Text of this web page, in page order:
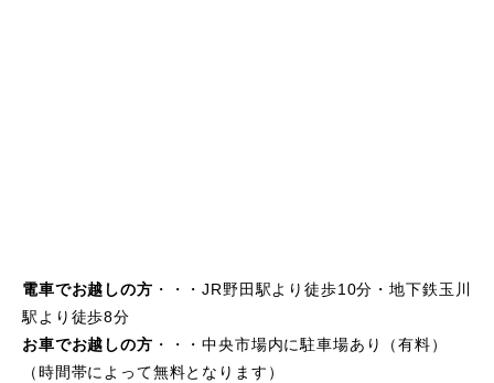
電車でお越しの方 ・・・JR野田駅より徒歩10分・地下鉄玉川
駅より徒歩8分
お車でお越しの方 ・・・中央市場内に駐車場あり（有料）
（時間帯によって無料となります）